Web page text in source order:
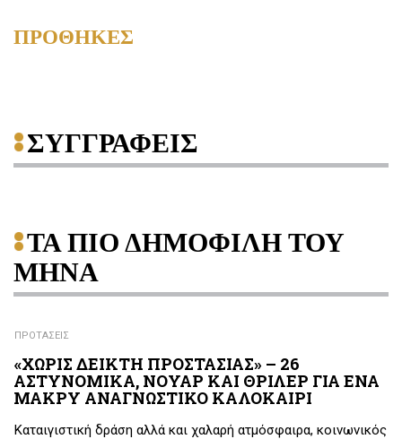
ΠΡΟΘΗΚΕΣ
ΣΥΓΓΡΑΦΕΙΣ
ΤΑ ΠΙΟ ΔΗΜΟΦΙΛΗ ΤΟΥ
ΜΗΝΑ
ΠΡΟΤΑΣΕΙΣ
«ΧΩΡΙΣ ΔΕΙΚΤΗ ΠΡΟΣΤΑΣΙΑΣ» – 26
ΑΣΤΥΝΟΜΙΚΑ, ΝΟΥΑΡ ΚΑΙ ΘΡΙΛΕΡ ΓΙΑ ΕΝΑ
ΜΑΚΡΥ ΑΝΑΓΝΩΣΤΙΚΟ ΚΑΛΟΚΑΙΡΙ
Καταιγιστική δράση αλλά και χαλαρή ατμόσφαιρα, κοινωνικός